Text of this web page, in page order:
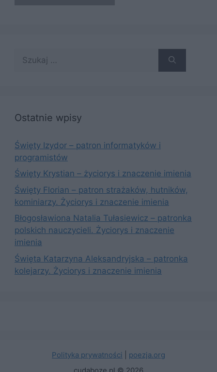
Ostatnie wpisy
Święty Izydor – patron informatyków i
programistów
Święty Krystian – życiorys i znaczenie imienia
Święty Florian – patron strażaków, hutników,
kominiarzy. Życiorys i znaczenie imienia
Błogosławiona Natalia Tułasiewicz – patronka
polskich nauczycieli. Życiorys i znaczenie
imienia
Święta Katarzyna Aleksandryjska – patronka
kolejarzy. Życiorys i znaczenie imienia
Polityka prywatności
poezja.org
cudaboze.pl © 2026